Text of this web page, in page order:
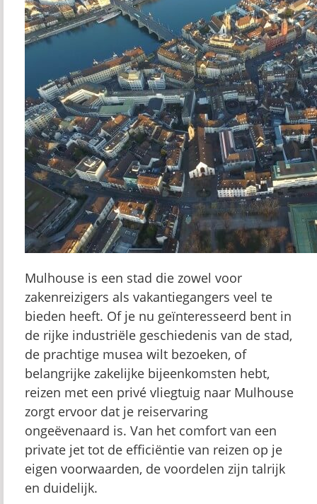
Mulhouse is een stad die zowel voor
zakenreizigers als vakantiegangers veel te
bieden heeft. Of je nu geïnteresseerd bent in
de rijke industriële geschiedenis van de stad,
de prachtige musea wilt bezoeken, of
belangrijke zakelijke bijeenkomsten hebt,
reizen met een privé vliegtuig naar Mulhouse
zorgt ervoor dat je reiservaring
ongeëvenaard is. Van het comfort van een
private jet tot de efficiëntie van reizen op je
eigen voorwaarden, de voordelen zijn talrijk
en duidelijk.